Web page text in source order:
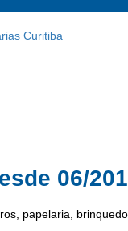
06/
papelaria,